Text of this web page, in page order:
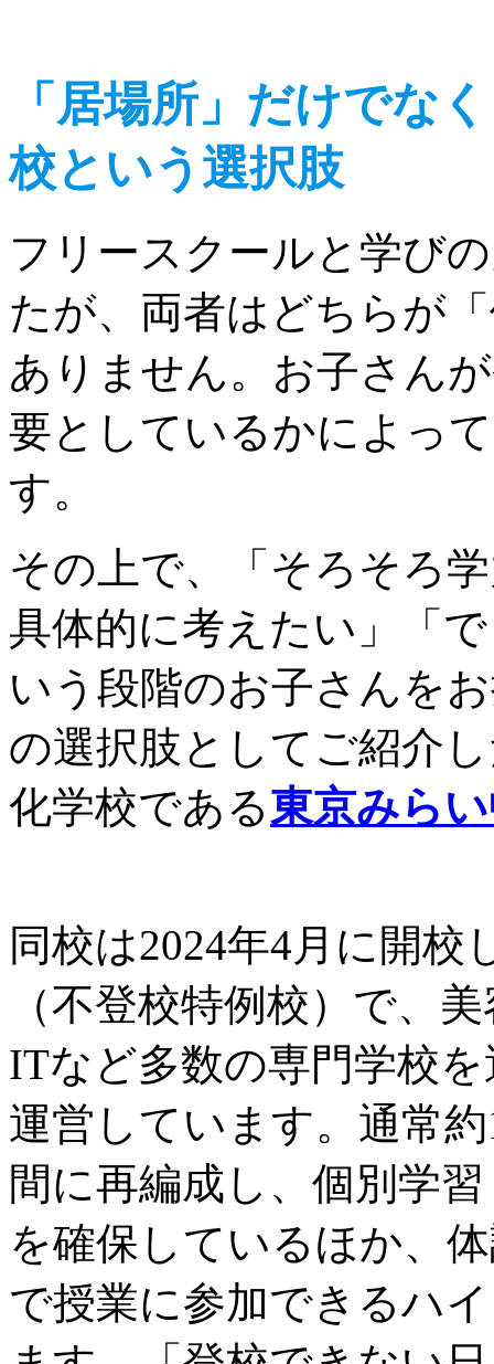
「居場所」だけでな
校という選択肢
フリースクールと学び
たが、両者はどちらが
ありません。お子さん
要としているかによっ
す。
その上で、「そろそろ
具体的に考えたい」「
いう段階のお子さんを
の選択肢としてご紹介
化学校である東京みら
同校は2024年4月に開
（不登校特例校）で、
ITなど多数の専門学校
運営しています。通常
間に再編成し、個別学
を確保しているほか、
で授業に参加できるハ